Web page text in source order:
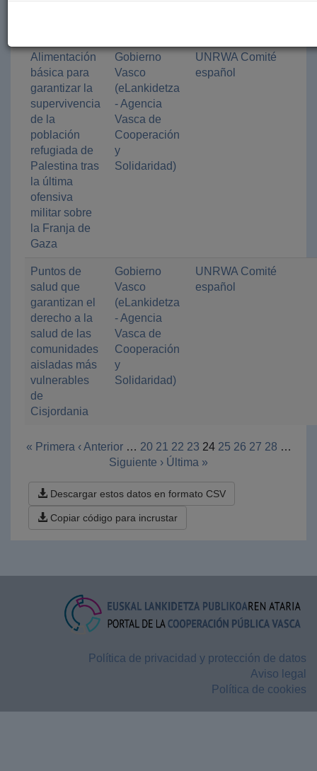
Alimentación
básica para
garantizar la
supervivencia
de la
población
refugiada de
Palestina tras
la última
ofensiva
militar sobre
la Franja de
Gaza
Gobierno
Vasco
(eLankidetza
- Agencia
Vasca de
Cooperación
y
Solidaridad)
UNRWA Comité
español
Puntos de
salud que
garantizan el
derecho a la
salud de las
comunidades
aisladas más
vulnerables
de
Cisjordania
Gobierno
Vasco
(eLankidetza
- Agencia
Vasca de
Cooperación
y
Solidaridad)
UNRWA Comité
español
« Primera ‹ Anterior … 20 21 22 23 24 25 26 27 28 …
Siguiente › Última »
Descargar estos datos en formato CSV
Copiar código para incrustar
Política de privacidad y protección de datos
Aviso legal
Política de cookies